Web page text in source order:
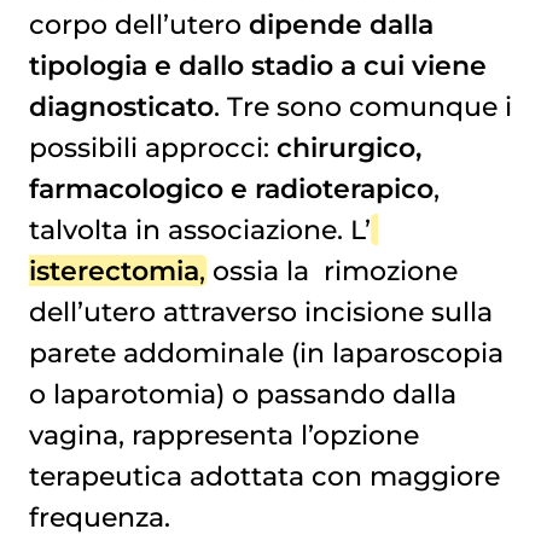
corpo dell’utero dipende dalla
tipologia e dallo stadio a cui viene
diagnosticato. Tre sono comunque i
possibili approcci: chirurgico,
farmacologico e radioterapico,
talvolta in associazione. L’
isterectomia, ossia la rimozione
dell’utero attraverso incisione sulla
parete addominale (in laparoscopia
o laparotomia) o passando dalla
vagina, rappresenta l’opzione
terapeutica adottata con maggiore
frequenza.